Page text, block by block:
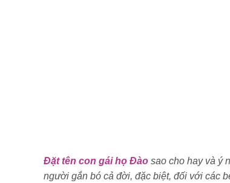
Đặt tên con gái họ Đào sao cho hay và ý
người gắn bó cả đời, đặc biệt, đối với các